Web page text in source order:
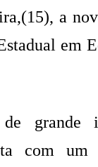
a
em
grande
com